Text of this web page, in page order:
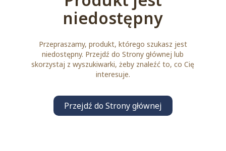
niedostępny
Przepraszamy, produkt, którego szukasz jest
niedostępny. Przejdź do Strony głównej lub
skorzystaj z wyszukiwarki, żeby znaleźć to, co Cię
interesuje.
Przejdź do Strony głównej